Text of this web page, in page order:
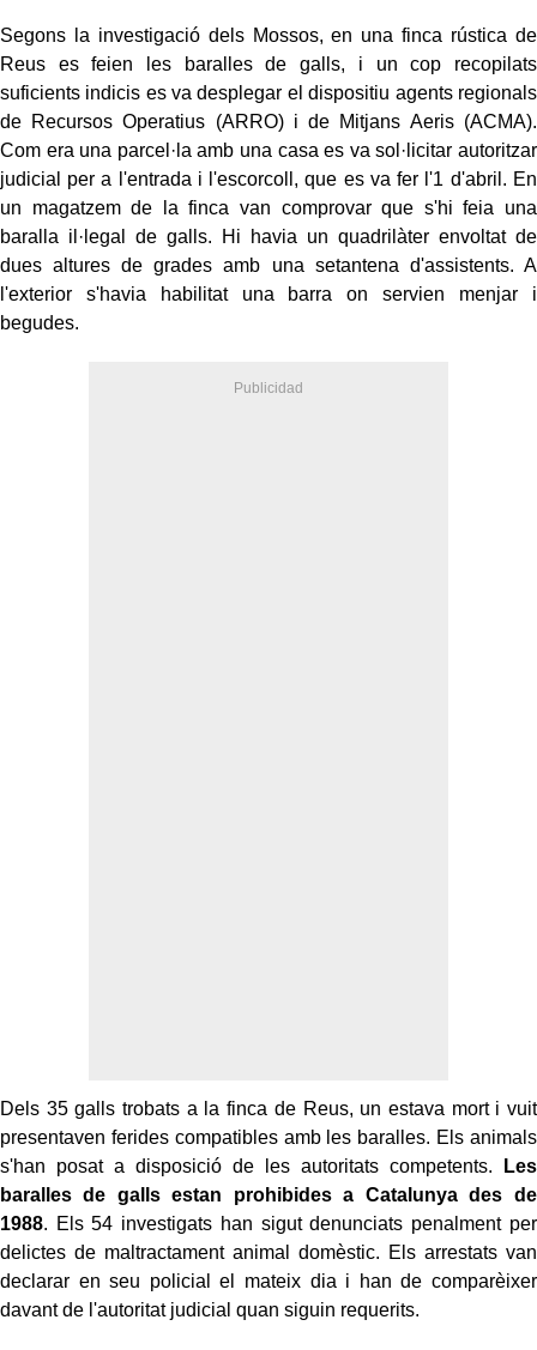
Segons la investigació dels Mossos, en una finca rústica de
Reus es feien les baralles de galls, i un cop recopilats
suficients indicis es va desplegar el dispositiu agents regionals
de Recursos Operatius (ARRO) i de Mitjans Aeris (ACMA).
Com era una parcel·la amb una casa es va sol·licitar autoritzar
judicial per a l'entrada i l'escorcoll, que es va fer l'1 d'abril. En
un magatzem de la finca van comprovar que s'hi feia una
baralla il·legal de galls. Hi havia un quadrilàter envoltat de
dues altures de grades amb una setantena d'assistents. A
l'exterior s'havia habilitat una barra on servien menjar i
begudes.
Dels 35 galls trobats a la finca de Reus, un estava mort i vuit
presentaven ferides compatibles amb les baralles. Els animals
s'han posat a disposició de les autoritats competents.
Les
baralles de galls estan prohibides a Catalunya des de
1988. Els 54 investigats han sigut denunciats penalment per
delictes de maltractament animal domèstic. Els arrestats van
declarar en seu policial el mateix dia i han de comparèixer
davant de l'autoritat judicial quan siguin requerits.